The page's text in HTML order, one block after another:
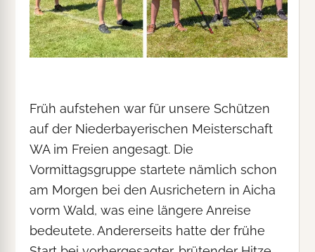
Früh aufstehen war für unsere Schützen
auf der Niederbayerischen Meisterschaft
WA im Freien angesagt. Die
Vormittagsgruppe startete nämlich schon
am Morgen bei den Ausrichetern in Aicha
vorm Wald, was eine längere Anreise
bedeutete. Andererseits hatte der frühe